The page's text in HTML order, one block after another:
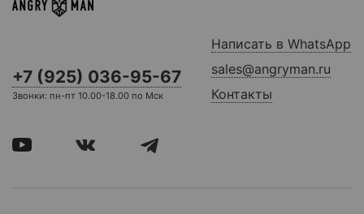
+7 (925) 036-95-67
Звонки: пн-пт 10.00-18.00 по Мск
Написать в WhatsApp
sales@angryman.ru
Контакты